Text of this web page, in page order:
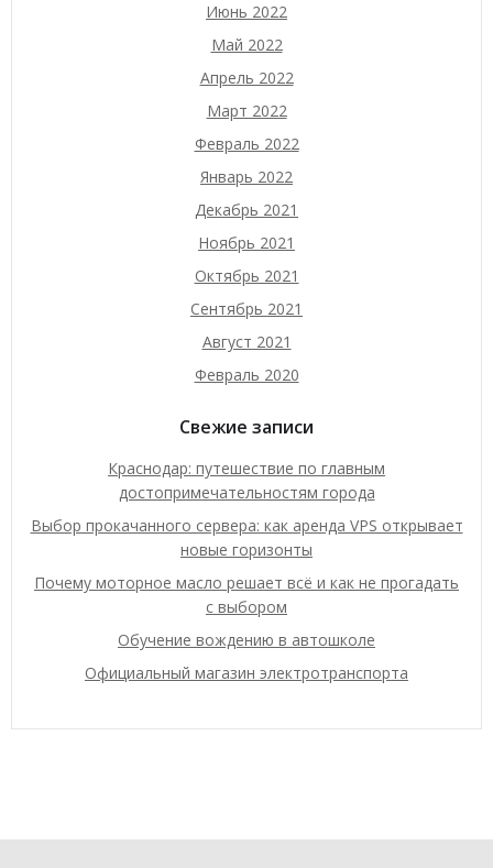
Июнь 2022
Май 2022
Апрель 2022
Март 2022
Февраль 2022
Январь 2022
Декабрь 2021
Ноябрь 2021
Октябрь 2021
Сентябрь 2021
Август 2021
Февраль 2020
Свежие записи
Краснодар: путешествие по главным
достопримечательностям города
Выбор прокачанного сервера: как аренда VPS открывает
новые горизонты
Почему моторное масло решает всё и как не прогадать
с выбором
Обучение вождению в автошколе
Официальный магазин электротранспорта